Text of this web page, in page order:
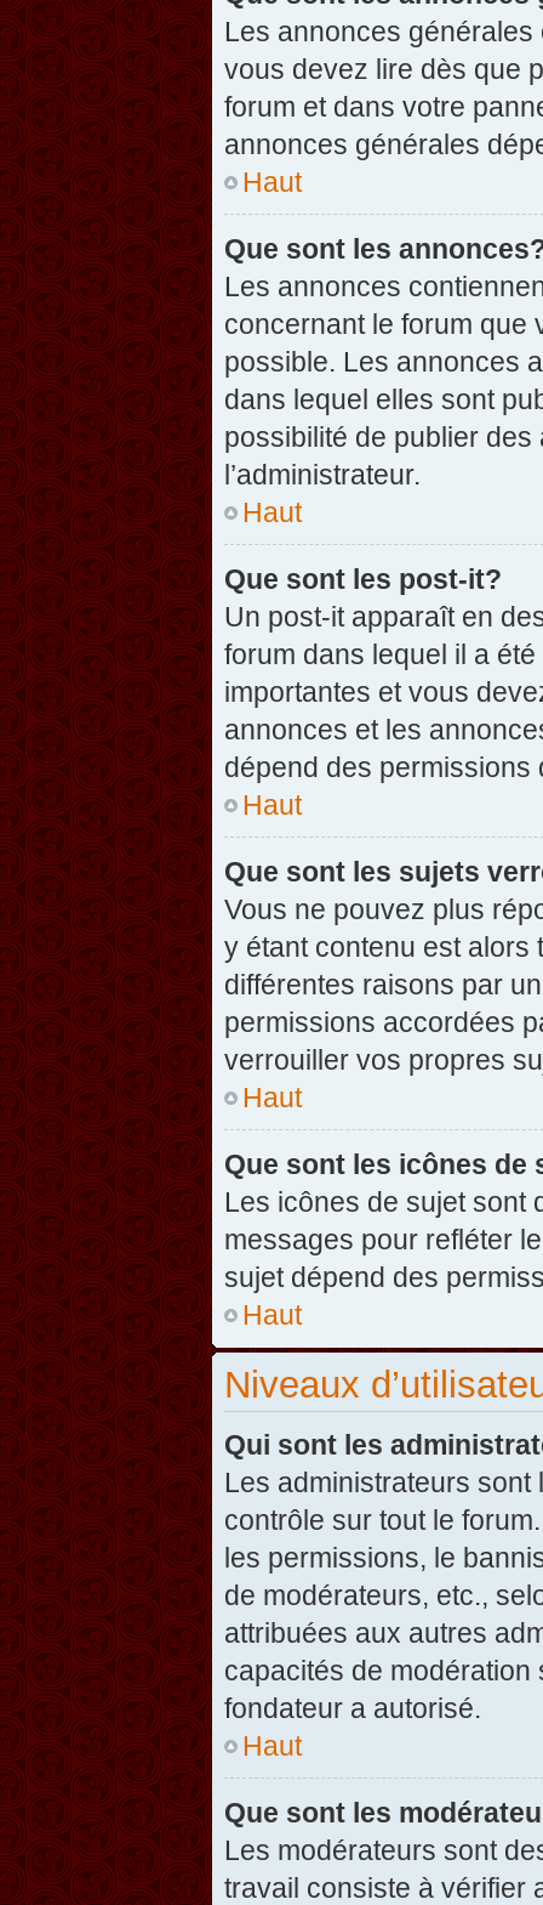
Les annonces
vous devez lire dès que
forum et dans votre
annonces générales
Haut
Que sont les
Les annonces
concernant le forum que
possible. Les annonces
dans lequel elles sont
possibilité de publier
l’administrateur.
Haut
Que sont les post-it?
Un post-it apparaît en
forum dans lequel il a
importantes et vous
annonces et les
dépend des permissions
Haut
Que sont les sujets
Vous ne pouvez plus
y étant contenu est alors
différentes raisons par
permissions accordées
verrouiller vos propres
Haut
Que sont les icônes de
Les icônes de sujet sont
messages pour refléter
sujet dépend des
Haut
Niveaux
Qui sont les
Les administrateurs
contrôle sur tout le
les permissions, le
de modérateurs, etc.,
attribuées aux autres
capacités de modération
fondateur a autorisé.
Haut
Que sont les
Les modérateurs sont
travail consiste à vérifier